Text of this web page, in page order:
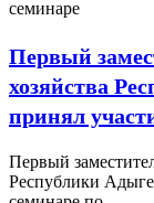
Первый
хозяйства
принял
Первый
Республики